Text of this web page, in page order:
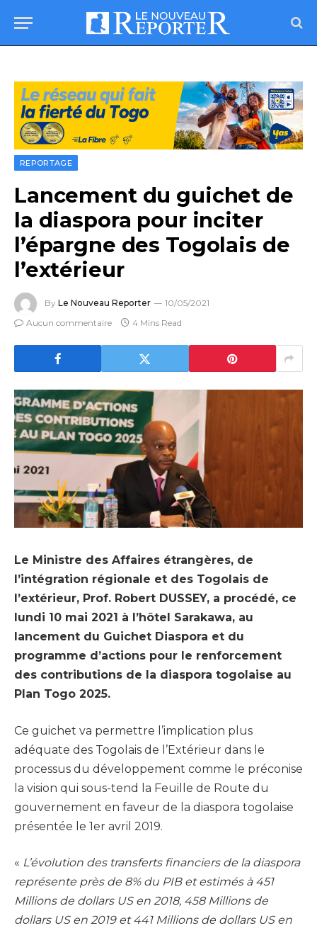
REPORTAGE
Lancement du guichet de
la diaspora pour inciter
l’épargne des Togolais de
l’extérieur
By Le Nouveau Reporter
10/05/2021
Aucun commentaire
4 Mins Read
Le Ministre des Affaires étrangères, de
l’intégration régionale et des Togolais de
l’extérieur, Prof. Robert DUSSEY, a procédé, ce
lundi 10 mai 2021 à l’hôtel Sarakawa, au
lancement du Guichet Diaspora et du
programme d’actions pour le renforcement
des contributions de la diaspora togolaise au
Plan Togo 2025.
Ce guichet va permettre l’implication plus
adéquate des Togolais de l’Extérieur dans le
processus du développement comme le préconise
la vision qui sous-tend la Feuille de Route du
gouvernement en faveur de la diaspora togolaise
présentée le 1er avril 2019.
« L’évolution des transferts financiers de la diaspora
représente près de 8% du PIB et estimés à 451
Millions de dollars US en 2018, 458 Millions de
dollars US en 2019 et 441 Millions de dollars US en